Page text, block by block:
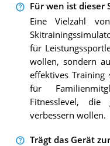
Für wen ist dieser
Eine Vielzahl
für
wollen, sondern
effektives Training
für
Fitnesslevel, die
verbessern wollen.
Trägt das Gerät